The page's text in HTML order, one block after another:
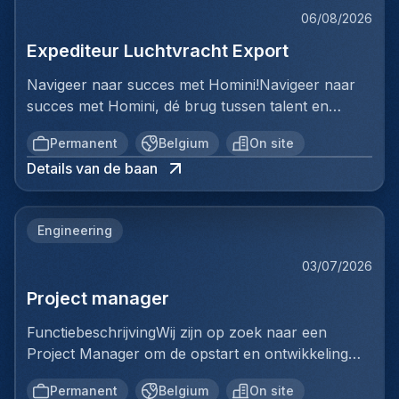
06/08/2026
Expediteur Luchtvracht Export
Navigeer naar succes met Homini!Navigeer naar
succes met Homini, dé brug tussen talent en
uitmuntende opportuniteiten binnen de
arbeidsmarkt. Als voorloper in wervingsdiensten,
matchen we toptalent met topbedrijven in diverse
sectoren. Met onze expertise en toewijding streven
plaatsingen. Bij Homini staat elk individu centraal;
ons team Logistiek & Distributie zoeken we een
Expediteur Luchtvracht Export voor een
een geboren organisator met een passie voor
internationale logistiek? Werk je graag in een
dynamische omgeving waar geen enkele dag
Permanent Belgium On site
Details van de baan
Engineering
03/07/2026
Project manager
FunctiebeschrijvingWij zijn op zoek naar een
Project Manager om de opstart en ontwikkeling
van een volledig nieuwe productielijn voor
Permanent Belgium On site